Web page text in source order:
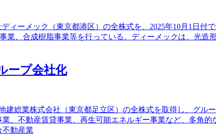
ィーメック（東京都港区）の全株式を、2025年10月1日
業、合成樹脂事業等を行っている。ディーメックは、光
ープ会社化
建総業株式会社（東京都足立区）の全株式を取得し、グル
、不動産賃貸事業、再生可能エネルギー事業など、多角
不動産業